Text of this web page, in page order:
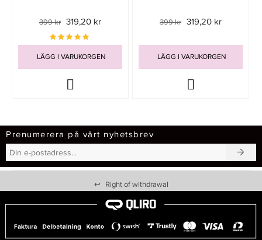
399 kr 319,20 kr
LÄGG I VARUKORGEN
399 kr 319,20 kr
LÄGG I VARUKORGEN
Prenumerera på vårt nyhetsbrev
↩ Right of withdrawal